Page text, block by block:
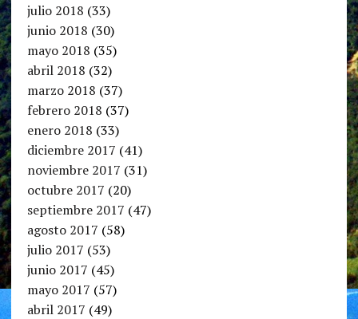
julio 2018 (33)
junio 2018 (30)
mayo 2018 (35)
abril 2018 (32)
marzo 2018 (37)
febrero 2018 (37)
enero 2018 (33)
diciembre 2017 (41)
noviembre 2017 (31)
octubre 2017 (20)
septiembre 2017 (47)
agosto 2017 (58)
julio 2017 (53)
junio 2017 (45)
mayo 2017 (57)
abril 2017 (49)